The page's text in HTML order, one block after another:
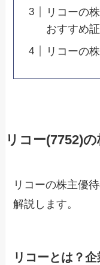
リコーの
おすすめ
リコーの
リコー(7752)
リコーの株主優
解説します。
リコーとは？